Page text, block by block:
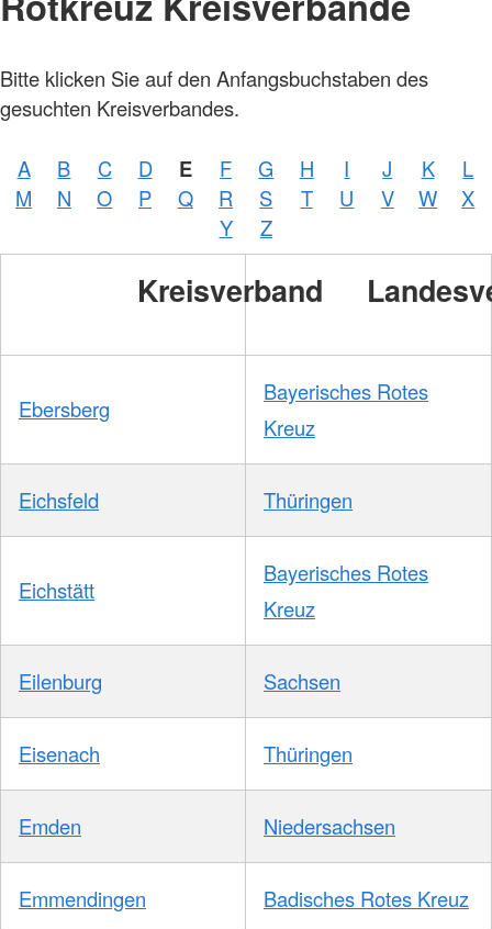
Bitte klicken Sie auf den Anfangsbuchstaben des
gesuchten Kreisverbandes.
A B C D E F G H I J K
L
M
N O P Q R S T U V W
X
Y
Z
Kreisverband
Ebersberg
Bayerisches Rotes
Kreuz
Eichsfeld Thüringen
Eichstätt
Bayerisches Rotes
Kreuz
Eilenburg Sachsen
Eisenach Thüringen
Emden Niedersachsen
Emmendingen Badisches Rotes Kreuz
Foto:
DRKS